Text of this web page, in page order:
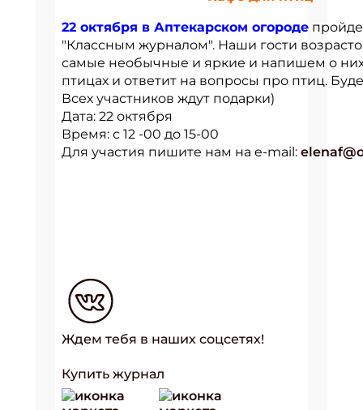
22 октября в Аптекарском огороде
"Классным журналом". Наши гости
самые необычные и яркие и напишем о
птицах и ответит на вопросы про птиц.
Всех участников ждут подарки)
Дата: 22 октября
Время: с 12 -00 до 15-00
Для участия пишите нам на e-mail:
Ждем тебя в наших соцсетях!
Купить журнал